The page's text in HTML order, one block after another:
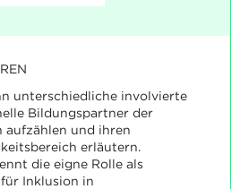
unterschiedliche involvierte
Bildungspartner der
aufzählen und ihren
erläutern.
die eigne Rolle als
Inklusion in